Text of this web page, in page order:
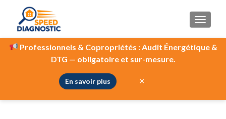
DIAGNOSTIC GAZ
Professionnels & Copropriétés :Audit Énergétique &
DTG — obligatoire et sur-mesure.
En savoir plus ×